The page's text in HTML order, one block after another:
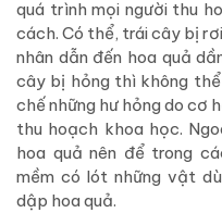
quá trình mọi người thu
cách. Có thể, trái cây bị
nhân dẫn đến hoa quả
cây bị hỏng thì không
chế những hư hỏng do cơ
thu hoạch khoa học.
hoa quả nên để trong
mềm có lót những vật
dập hoa quả.